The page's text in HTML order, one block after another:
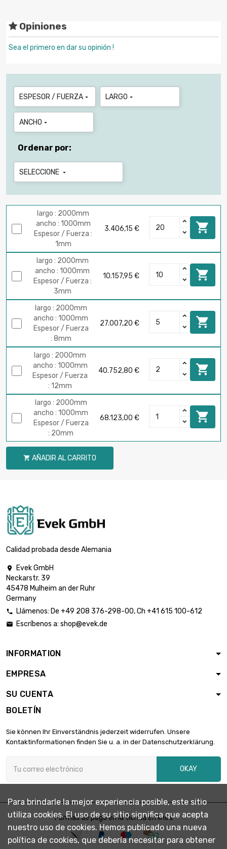
Opiniones
Sea el primero en dar su opinión !
ESPESOR / FUERZA  LARGO 
ANCHO 
Ordenar por:
SELECCIONE 
largo : 2000mm
ancho : 1000mm
Espesor / Fuerza :
1mm
3.406,15 € 
largo : 2000mm
ancho : 1000mm
Espesor / Fuerza :
3mm
10.157,95 € 
largo : 2000mm
ancho : 1000mm
Espesor / Fuerza
: 8mm
27.007,20 € 
largo : 2000mm
ancho : 1000mm
Espesor / Fuerza
: 12mm
40.752,80 € 
largo : 2000mm
ancho : 1000mm
Espesor / Fuerza
: 20mm
68.123,00 € 
 AÑADIR AL CARRITO
Calidad probada desde Alemania

Evek GmbH
Neckarstr. 39
45478 Mulheim an der Ruhr
Germany
 Llámenos: De +49 208 376-298-00, Ch +41 615 100-612
 Escríbenos a: shop@evek.de
INFORMATION
EMPRESA
SU CUENTA
BOLETÍN
Sie können Ihr Einverständnis jederzeit widerrufen. Unsere
Kontaktinformationen finden Sie u. a. in der Datenschutzerklärung.
OKAY
Formas de pago en la tienda en línea
Para brindarle la mejor experiencia posible, este sitio
utiliza cookies. El uso de su sitio significa que acepta
nuestro uso de cookies. Hemos publicado una nueva
política de cookies, que debería necesitar para obtener